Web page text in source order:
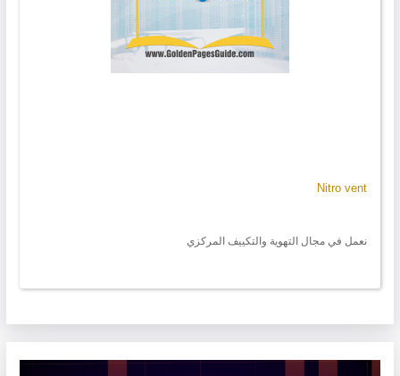
Nitro vent
نعمل في مجال التهوية والتكييف المركزي